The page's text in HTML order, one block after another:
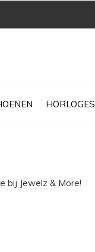
HORLOGES
bij Jewelz & More!